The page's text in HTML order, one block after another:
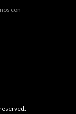
con